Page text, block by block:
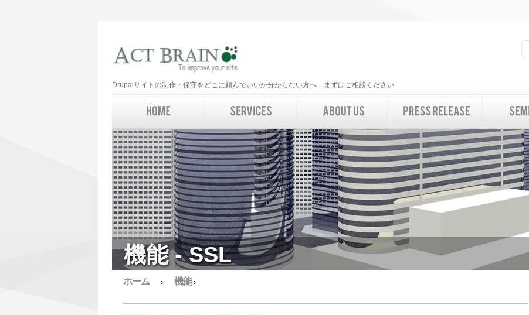
Drupalサイトの制作・保守をどこに頼んでいいか分からない方へ…まずはご相談ください
機能 - SSL
ホーム › 機能›